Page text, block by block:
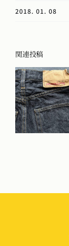
2018. 01. 08
関連投稿